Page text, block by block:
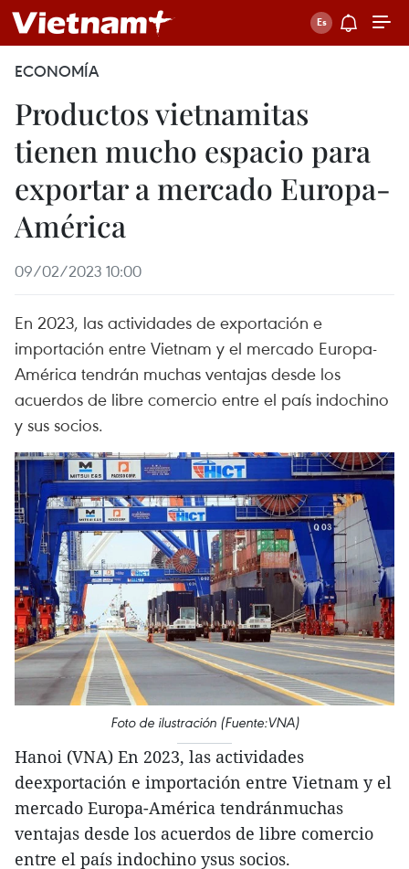
ECONOMÍA
Productos vietnamitas
tienen mucho espacio para
exportar a mercado Europa-
América
09/02/2023 10:00
En 2023, las actividades de exportación e
importación entre Vietnam y el mercado Europa-
América tendrán muchas ventajas desde los
acuerdos de libre comercio entre el país indochino
y sus socios.
Foto de ilustración (Fuente:VNA)
Hanoi (VNA) En 2023, las actividades
deexportación e importación entre Vietnam y el
mercado Europa-América tendránmuchas
ventajas desde los acuerdos de libre comercio
entre el país indochino ysus socios.